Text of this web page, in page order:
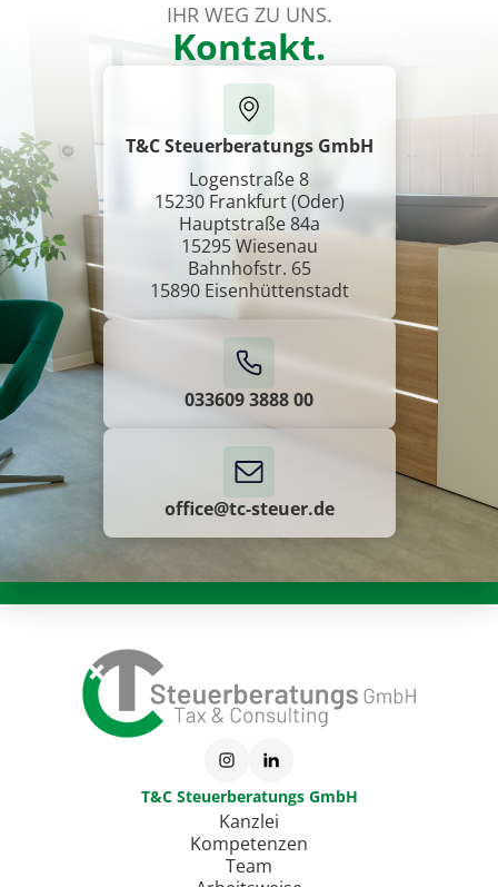
IHR WEG ZU UNS.
Kontakt.
T&C Steuerberatungs GmbH
Logenstraße 8
15230 Frankfurt (Oder)
Hauptstraße 84a
15295 Wiesenau
Bahnhofstr. 65
15890 Eisenhüttenstadt
033609 3888 00
office@tc-steuer.de
T&C Steuerberatungs GmbH
Kanzlei
Kompetenzen
Team